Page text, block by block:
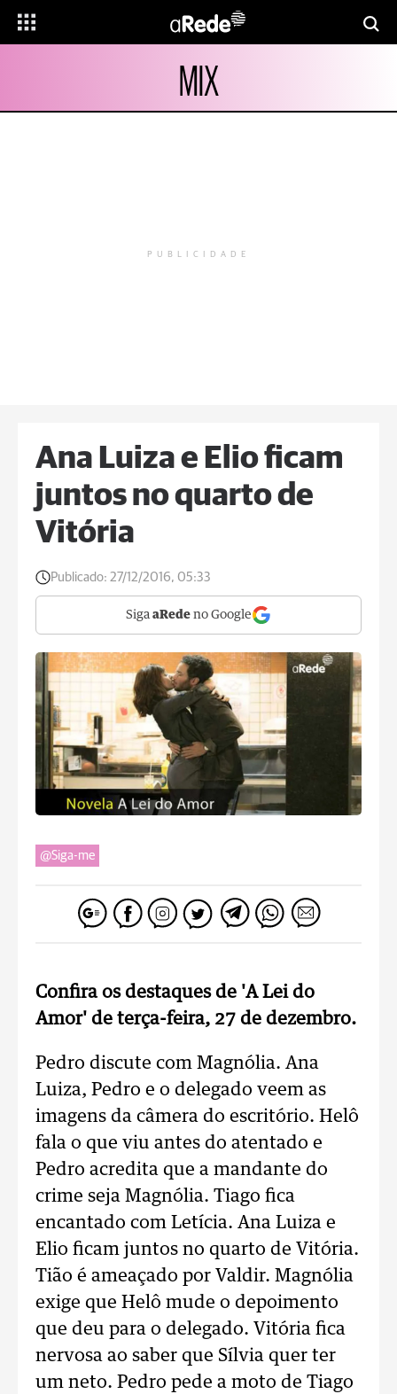
MIX
PUBLICIDADE
Ana Luiza e Elio ficam
juntos no quarto de
Vitória
Publicado: 27/12/2016, 05:33
Siga aRede no Google
@Siga-me
Confira os destaques de 'A Lei do
Amor' de terça-feira, 27 de dezembro.
Pedro discute com Magnólia. Ana
Luiza, Pedro e o delegado veem as
imagens da câmera do escritório. Helô
fala o que viu antes do atentado e
Pedro acredita que a mandante do
crime seja Magnólia. Tiago fica
encantado com Letícia. Ana Luiza e
Elio ficam juntos no quarto de Vitória.
Tião é ameaçado por Valdir. Magnólia
exige que Helô mude o depoimento
que deu para o delegado. Vitória fica
nervosa ao saber que Sílvia quer ter
um neto. Pedro pede a moto de Tiago